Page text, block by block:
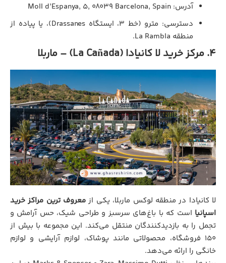
آدرس: Moll d’Espanya, 5, 08039 Barcelona, Spain
دسترسی: مترو (خط ۳، ایستگاه Drassanes)، یا پیاده از
منطقه La Rambla.
۴. مرکز خرید لا کانیادا (La Cañada) – ماربلا
لا کانیادا در منطقه لوکس ماربلا، یکی از معروف‌ ترین مراکز خرید
اسپانیا است که با باغ‌های سرسبز و طراحی شیک، حس آرامش و
تجمل را به بازدیدکنندگان منتقل می‌کند. این مجموعه با بیش از
۱۵۰ فروشگاه، محصولاتی مانند پوشاک، لوازم آرایشی و لوازم
خانگی را ارائه می‌دهد.